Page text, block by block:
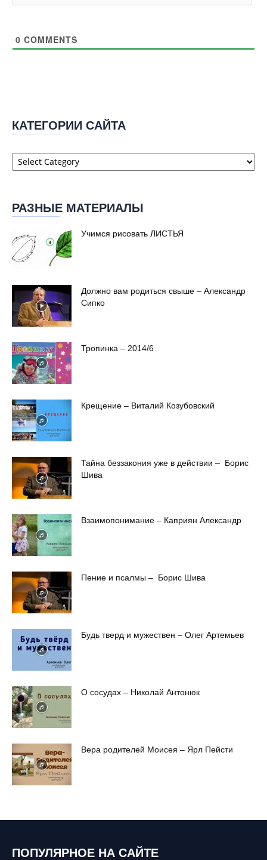
0 COMMENTS
КАТЕГОРИИ САЙТА
Категории
сайта
РАЗНЫЕ МАТЕРИАЛЫ
Учимся рисовать ЛИСТЬЯ
Должно вам родиться свыше – Александр
Сипко
Тропинка – 2014/6
Крещение – Виталий Козубовский
Тайна беззакония уже в действии – Борис
Шива
Взаимопонимание – Каприян Александр
Пение и псалмы – Борис Шива
Будь тверд и мужествен – Олег Артемьев
О сосудах – Николай Антонюк
Вера родителей Моисея – Ярл Пейсти
ПОПУЛЯРНОЕ НА САЙТЕ